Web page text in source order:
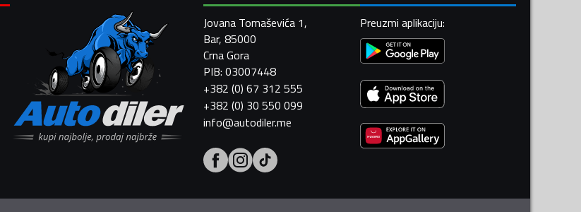
Jovana Tomaševića 1,
Bar, 85000
Crna Gora
PIB: 03007448
+382 (0) 67 312 555
+382 (0) 30 550 099
info@autodiler.me
Preuzmi aplikaciju: